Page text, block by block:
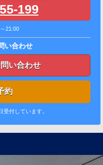
199
21:00
い合わせ
い合わせ
約
受付しています。